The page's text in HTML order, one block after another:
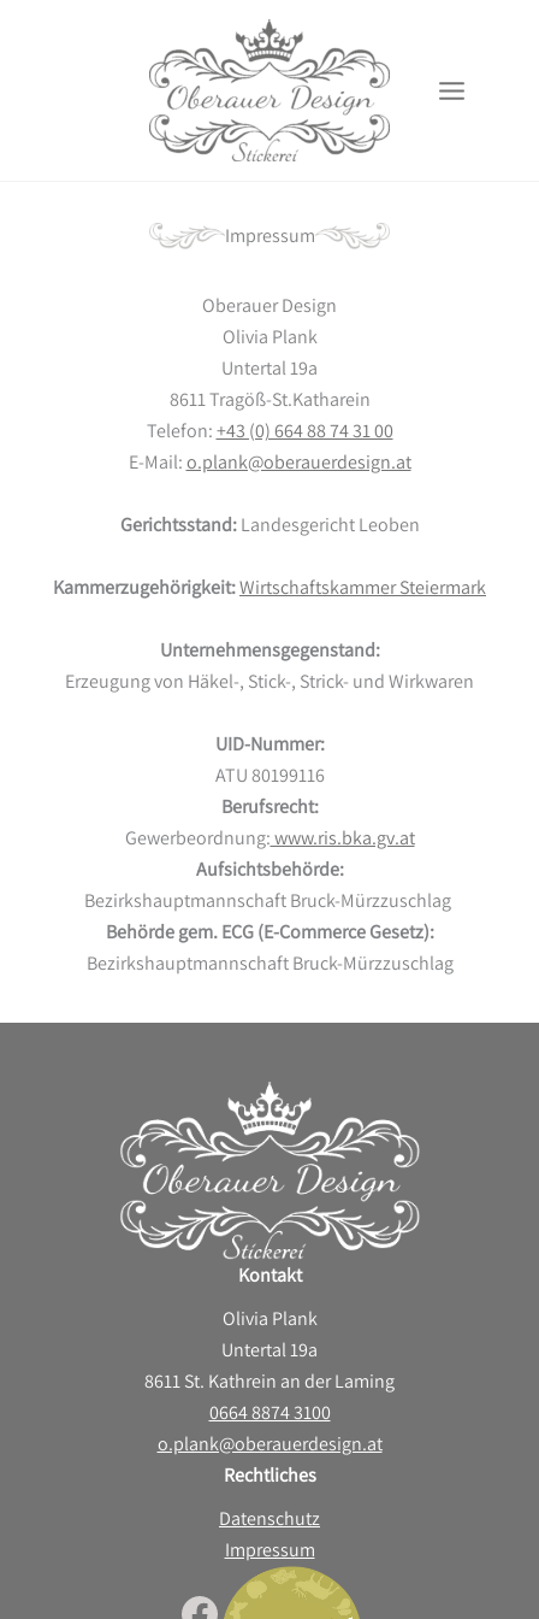
Impressum
Oberauer Design
Olivia Plank
Untertal 19a
8611 Tragöß-St.Katharein
Telefon:+43 (0) 664 88 74 31 00
E-Mail:o.plank@oberauerdesign.at
Gerichtsstand:Landesgericht Leoben
Kammerzugehörigkeit:Wirtschaftskammer Steiermark
Unternehmensgegenstand:
Erzeugung von Häkel-, Stick-, Strick- und Wirkwaren
UID-Nummer:
ATU 80199116
Berufsrecht:
Gewerbeordnung:www.ris.bka.gv.at
Aufsichtsbehörde:
Bezirkshauptmannschaft Bruck-Mürzzuschlag
Behörde gem. ECG (E-Commerce Gesetz):
Bezirkshauptmannschaft Bruck-Mürzzuschlag
Kontakt
Olivia Plank
Untertal 19a
8611 St. Kathrein an der Laming
0664 8874 3100
o.plank@oberauerdesign.at
Rechtliches
Datenschutz
Impressum